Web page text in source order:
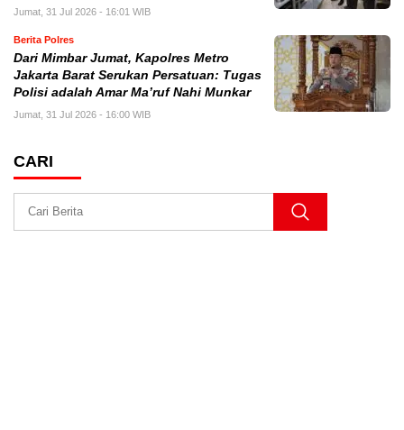
Jumat, 31 Jul 2026 - 16:01 WIB
Berita Polres
Dari Mimbar Jumat, Kapolres Metro
Jakarta Barat Serukan Persatuan: Tugas
Polisi adalah Amar Ma’ruf Nahi Munkar
Jumat, 31 Jul 2026 - 16:00 WIB
CARI